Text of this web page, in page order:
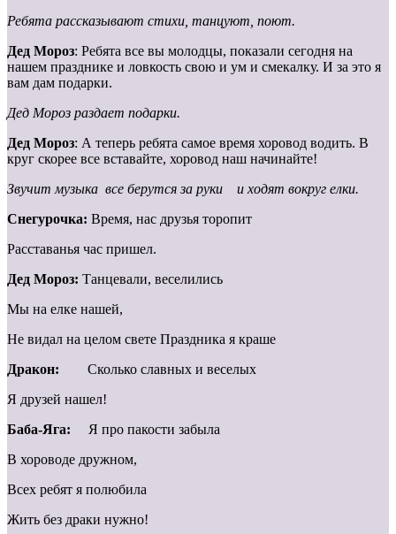
Ребята рассказывают стихи, танцуют, поют.
Дед Мороз: Ребята все вы молодцы, показали сегодня на
нашем празднике и ловкость свою и ум и смекалку. И за это я
вам дам подарки.
Дед Мороз раздает подарки.
Дед Мороз: А теперь ребята самое время хоровод водить. В
круг скорее все вставайте, хоровод наш начинайте!
Звучит музыка все берутся за руки и ходят вокруг елки.
Снегурочка: Время, нас друзья торопит
Расставанья час пришел.
Дед Мороз: Танцевали, веселились
Мы на елке нашей,
Не видал на целом свете Праздника я краше
Дракон: Сколько славных и веселых
Я друзей нашел!
Баба-Яга: Я про пакости забыла
В хороводе дружном,
Всех ребят я полюбила
Жить без драки нужно!